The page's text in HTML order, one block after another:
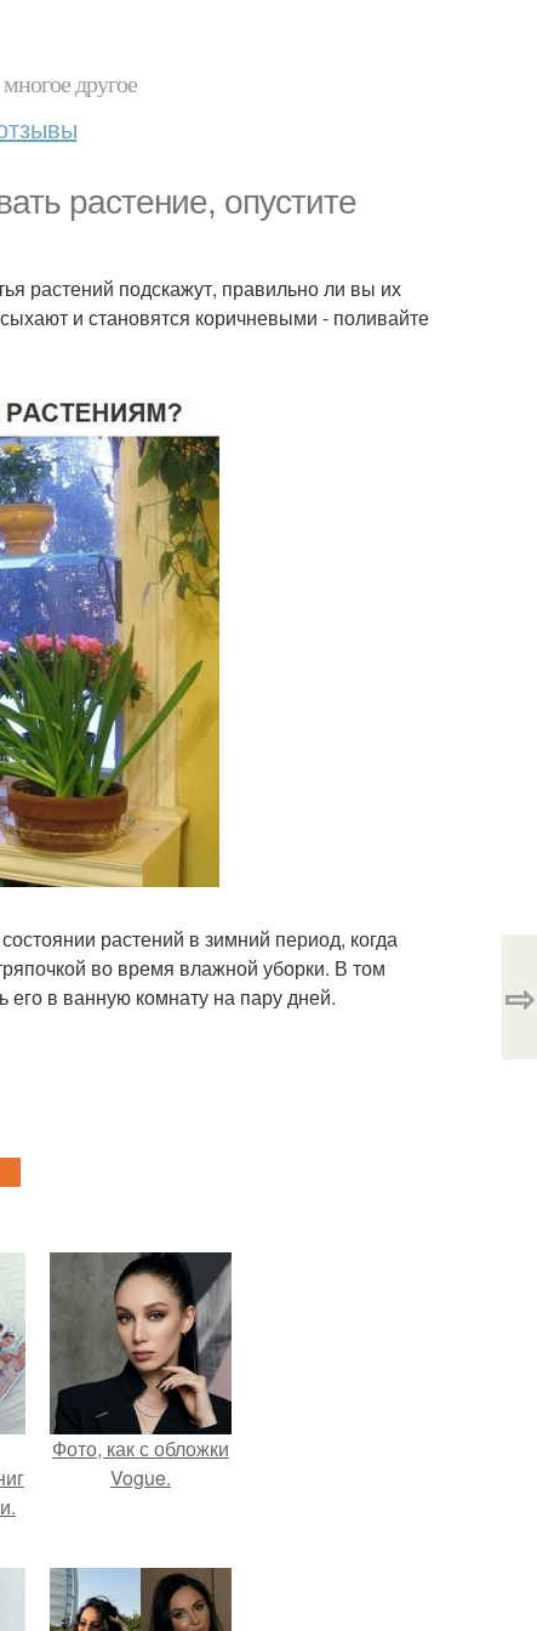
другое
растение, опустите
растений подскажут, правильно ли вы их
и становятся коричневыми - поливайте
растений в зимний период, когда
во время влажной уборки. В том
его в ванную комнату на пару дней.
⇨
Фото, как с обложки
Vogue.